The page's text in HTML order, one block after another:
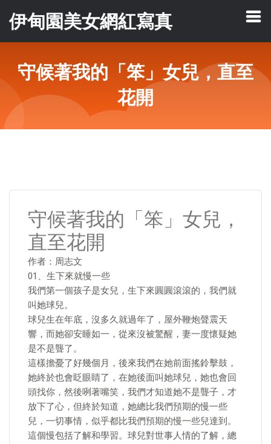
伊甸園美女網紅寫真
守候著我的「笨」女兒，直至
花開
守候著我的「笨」女兒，
直至花開
作者：周志文
01、生下來就慢一些
我們第一個孩子是女兒，生下來圓圓滾滾的，我們就
叫她球兒。
球兒生在年底，沒多久就過年了，屋外鞭炮聲震天
響，而她卻安睡如一，從來沒被驚醒，妻一度懷疑她
是不是聾了。
這樣擔憂了好幾個月，後來我們在她前面搖鈴擊鼓，
她終於也會眨眼睛了，在她後面叫她球兒，她也會回
頭找你，然後咧著嘴笑，我們才知道她不是聾子，才
放下了心，但終於知道，她總比我們預期的慢一些
兒，一切事情，似乎都比我們預期的慢一些兒達到。
這個慢包括了解和學習。球兒對世事人情的了解，總